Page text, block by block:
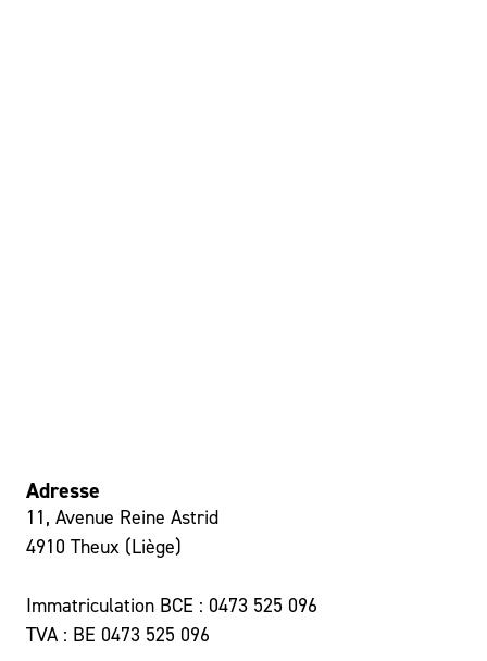
Adresse
11, Avenue Reine Astrid
4910 Theux (Liège)
Immatriculation BCE : 0473 525 096
TVA : BE 0473 525 096